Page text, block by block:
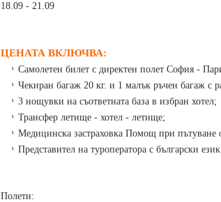
18.09 - 21.09
ЦЕНАТА ВКЛЮЧВА:
Самолетен билет с директен полет София -
Чекиран багаж 20 кг. и 1 малък ръчен багаж с
3 нощувки на съответната база в избран хотел;
Трансфер летище - хотел - летище;
Медицинска застраховка Помощ при
Представител на туроператора с български
Полети: